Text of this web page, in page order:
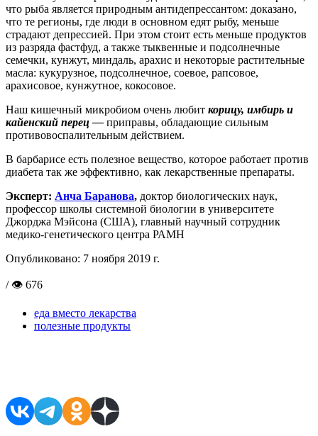
что рыба является природным антидепрессантом: доказано,
что те регионы, где люди в основном едят рыбу, меньше
страдают депрессией. При этом стоит есть меньше продуктов
из разряда фастфуд, а также тыквенные и подсолнечные
семечки, кунжут, миндаль, арахис и некоторые растительные
масла: кукурузное, подсолнечное, соевое, рапсовое,
арахисовое, кунжутное, кокосовое.
Наш кишечный микробиом очень любит корицу, имбирь и
кайенский перец — приправы, обладающие сильным
противовоспалительным действием.
В барбарисе есть полезное вещество, которое работает против
диабета так же эффективно, как лекарственные препараты.
Эксперт: Анча Баранова, доктор биологических наук,
профессор школы системной биологии в университете
Джорджа Мэйсона (США), главный научный сотрудник
медико-генетического центра РАМН
Опубликовано: 7 ноября 2019 г.
/ 👁 676
еда вместо лекарства
полезные продукты